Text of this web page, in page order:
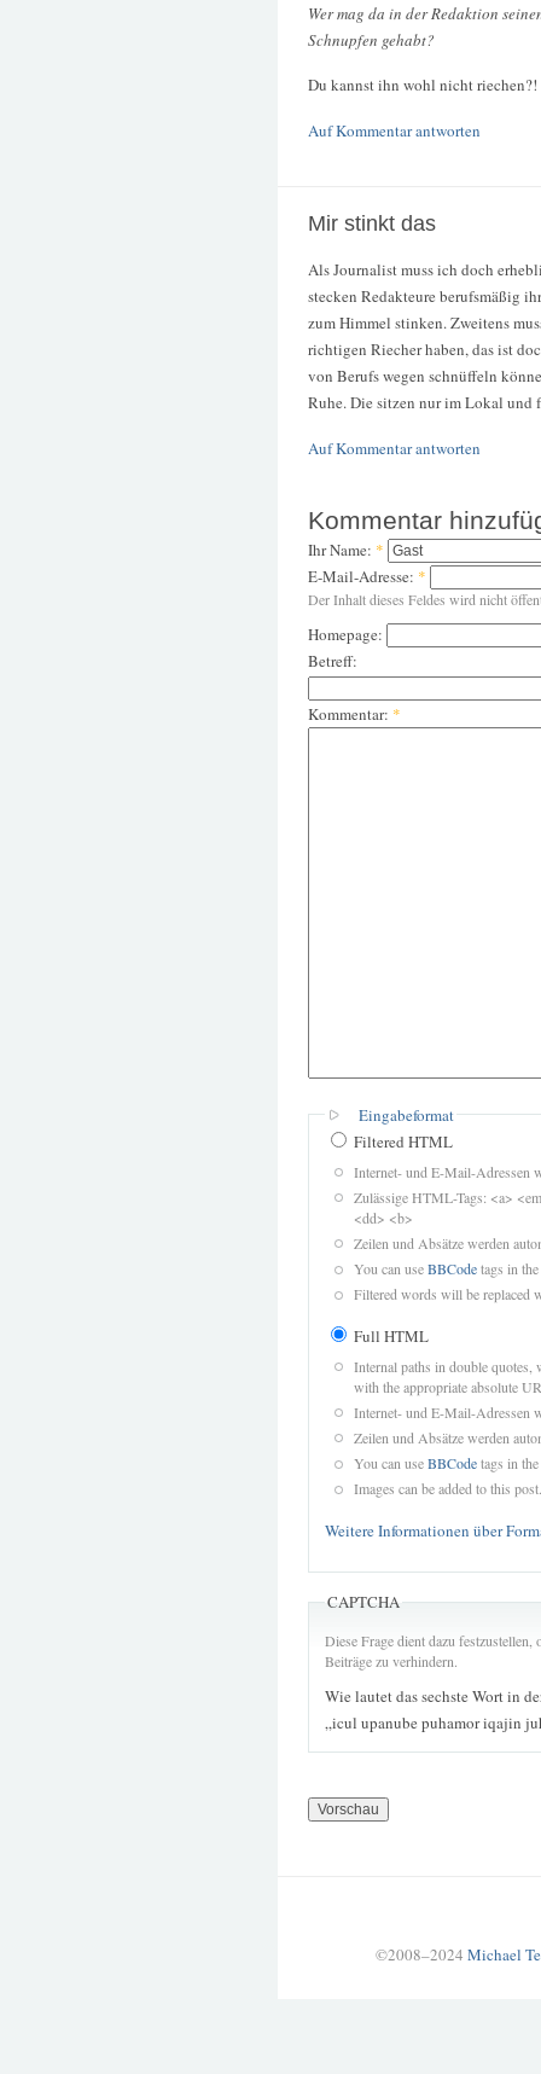
Wer mag da in der Redaktion
Schnupfen gehabt?
Du kannst ihn wohl nicht riechen?!
Auf Kommentar antworten
Mir stinkt das
Als Journalist muss ich doch
stecken Redakteure berufsmäßig
zum Himmel stinken. Zweitens
richtigen Riecher haben, das ist
von Berufs wegen schnüffeln
Ruhe. Die sitzen nur im Lokal und
Auf Kommentar antworten
Kommentar
Ihr Name: *
E-Mail-Adresse: *
Der Inhalt dieses Feldes wird nicht
Homepage:
Betreff:
Kommentar: *
Eingabeformat
Filtered HTML
Internet- und E-Mail-Adressen
Zulässige HTML-Tags: <a>
<dd> <b>
Zeilen und Absätze werden
You can useBBCodetags in
Filtered words will be replaced
Full HTML
Internal paths in double quotes,
with the appropriate absolute
Internet- und E-Mail-Adressen
Zeilen und Absätze werden
You can useBBCodetags in
Images can be added to this post.
Weitere Informationen über
CAPTCHA
Diese Frage dient dazu
Beiträge zu verhindern.
Wie lautet das sechste Wort in
„icul upanube puhamor iqajin
©2008–2024 Michael